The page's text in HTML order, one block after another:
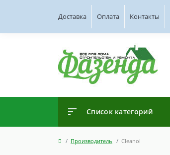
Доставка Оплата Контакты
Список категорий
Производитель Cleanol